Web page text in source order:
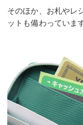
そのほか、お札やレ
ットも備わっていま